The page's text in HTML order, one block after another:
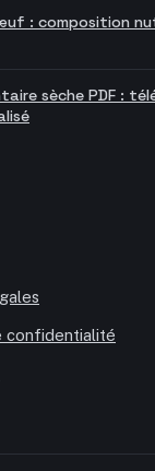
: composition
sèche PDF :
confidentialité